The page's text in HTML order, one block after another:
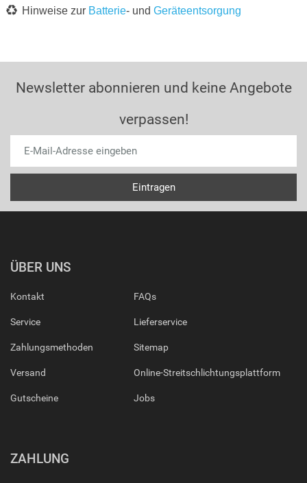
Hinweise zur Batterie- und Geräteentsorgung
Newsletter abonnieren und keine Angebote
verpassen!
ÜBER UNS
Kontakt
Service
Zahlungsmethoden
Versand
Gutscheine
FAQs
Lieferservice
Sitemap
Online-Streitschlichtungsplattform
Jobs
ZAHLUNG